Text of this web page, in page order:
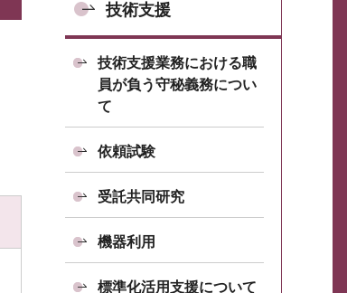
技術支援
技術支援業務における職
員が負う守秘義務につい
て
依頼試験
受託共同研究
機器利用
標準化活用支援について